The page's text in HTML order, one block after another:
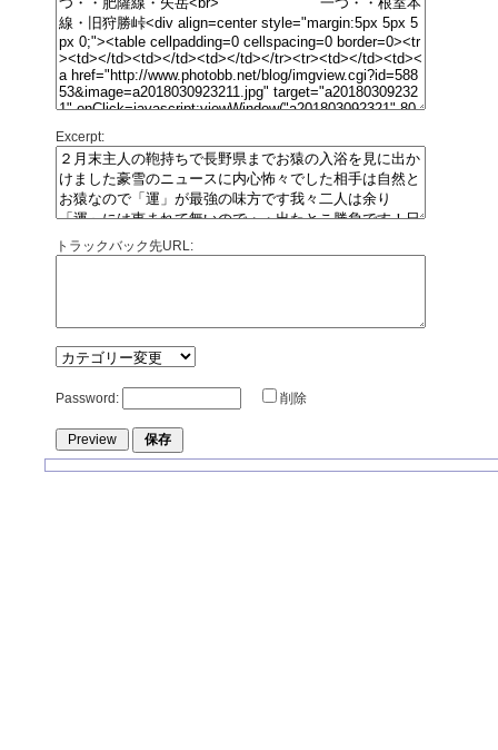
Excerpt:
トラックバック先URL:
Password: 削除